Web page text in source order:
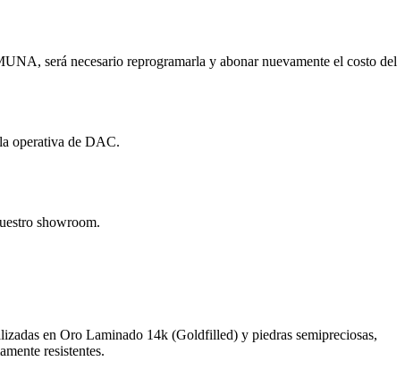
será necesario reprogramarla y abonar nuevamente el costo del
operativa de DAC.
showroom.
en Oro Laminado 14k (Goldfilled) y piedras semipreciosas,
resistentes.